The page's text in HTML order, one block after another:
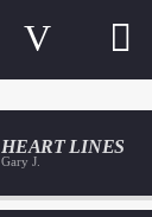
HEART LINES
Gary J.